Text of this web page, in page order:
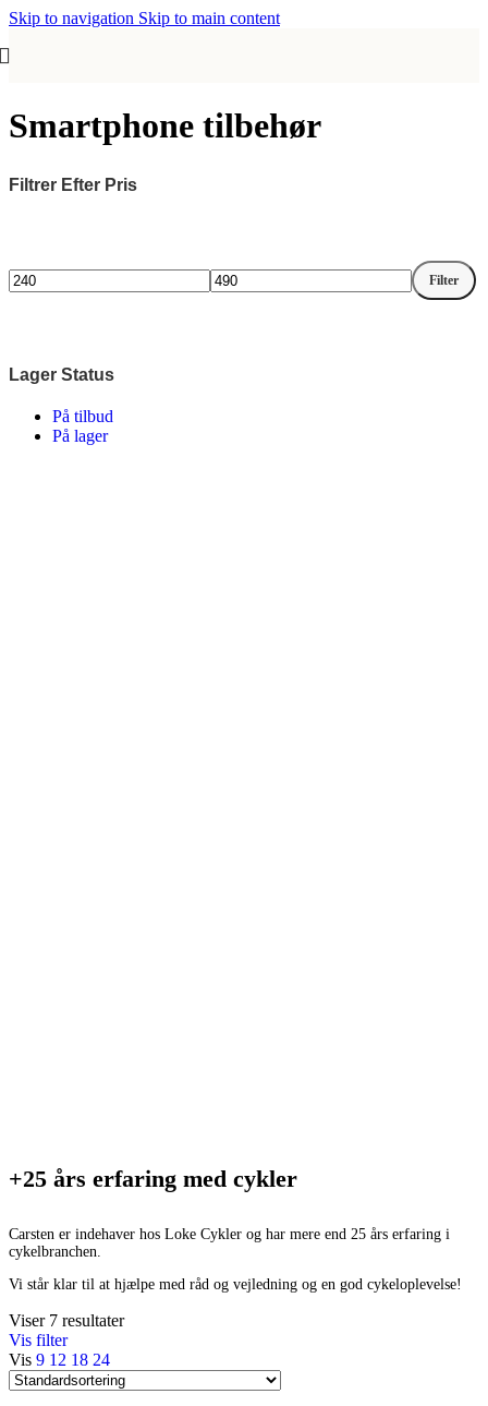
Skip to navigation Skip to main content
Smartphone tilbehør
Filtrer Efter Pris
Mindste
Højeste
Filter
Lager Status
På tilbud
På lager
+25 års erfaring med cykler
Carsten er indehaver hos Loke Cykler og har mere end 25 års erfaring i
cykelbranchen.
Vi står klar til at hjælpe med råd og vejledning og en god cykeloplevelse!
Viser 7 resultater
Vis filter
Vis 9 12 18 24